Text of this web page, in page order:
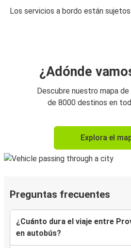
Los servicios a bordo están
¿Adónde
Descubre nuestro mapa de
de 8000 destinos en
Explora el
Preguntas frecuentes
¿Cuánto dura el viaje entre
en autobús?